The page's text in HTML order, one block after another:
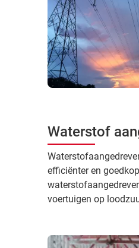
Waterstof
efficiënter en
voertuigen op